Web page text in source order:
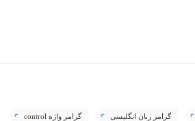
گرامر زبان انگلیسی گرامر واژه control